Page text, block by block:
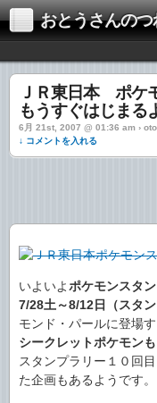
おとうさんの
ＪＲ東日本 ポケ
もうすぐはじまる
6月 21st, 2007 @ 01:36 am ›
↓ コメントを入れる
いよいよ ポケモンスタ
7/28土～8/12日（スタン
モンド・パールに登場
シークレットポケモン
スタンプラリー１０回
た企画もあるようです。